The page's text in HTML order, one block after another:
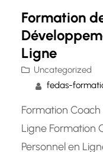
Formation
Ligne
Uncategorized
fedas-
Formation
Ligne Formation
Personnel en